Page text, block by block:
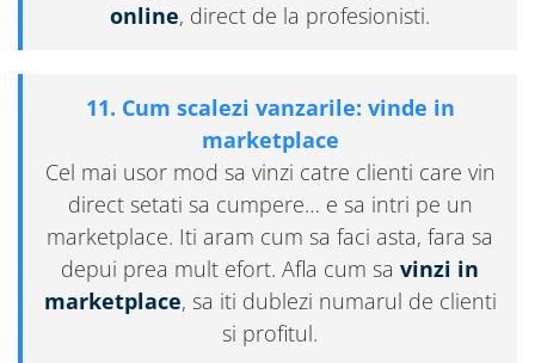
online, direct de la profesionisti.
11. Cum scalezi vanzarile: vinde in
marketplace
Cel mai usor mod sa vinzi catre clienti care vin
direct setati sa cumpere… e sa intri pe un
marketplace. Iti aram cum sa faci asta, fara sa
depui prea mult efort. Afla cum sa vinzi in
marketplace, sa iti dublezi numarul de clienti
si profitul.